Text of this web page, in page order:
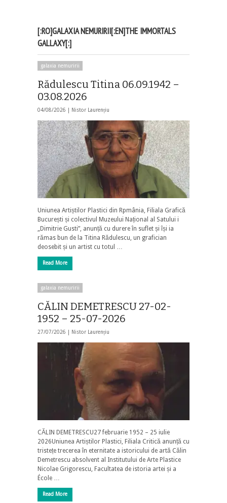
[:RO]GALAXIA NEMURIRII[:EN]THE IMMORTALS
GALLAXY[:]
galaxia nemuririi
Rădulescu Titina 06.09.1942 –
03.08.2026
04/08/2026 | Nistor Laurențiu
Uniunea Artiștilor Plastici din Rpmânia, Filiala Grafică
București și colectivul Muzeului Național al Satului i
„Dimitrie Gusti”, anunță cu durere în suflet și își ia
rămas bun de la Titina Rădulescu, un grafician
deosebit și un artist cu totul …
Read More
galaxia nemuririi
CĂLIN DEMETRESCU 27-02-
1952 – 25-07-2026
27/07/2026 | Nistor Laurențiu
CĂLIN DEMETRESCU27 februarie 1952 – 25 iulie
2026Uniunea Artiștilor Plastici, Filiala Critică anunță cu
tristețe trecerea în eternitate a istoricului de artă Călin
Demetrescu absolvent al Institutului de Arte Plastice
Nicolae Grigorescu, Facultatea de istoria artei și a
École …
Read More